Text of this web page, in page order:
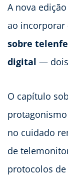
A nova
ao incorporar
sobre
digital — dois
O capítulo
no cuidado
de
protocolos de